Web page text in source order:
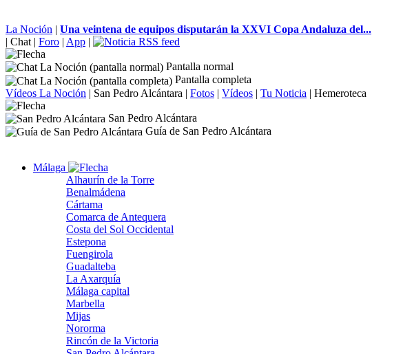
La Noción | Una veintena de equipos disputarán la XXVI Copa Andaluza del...
| Chat | Foro | App |
Pantalla normal
Pantalla completa
Vídeos La Noción | San Pedro Alcántara | Fotos | Vídeos | Tu Noticia | Hemeroteca
San Pedro Alcántara
Guía de San Pedro Alcántara
Málaga
Alhaurín de la Torre
Benalmádena
Cártama
Comarca de Antequera
Costa del Sol Occidental
Estepona
Fuengirola
Guadalteba
La Axarquía
Málaga capital
Marbella
Mijas
Nororma
Rincón de la Victoria